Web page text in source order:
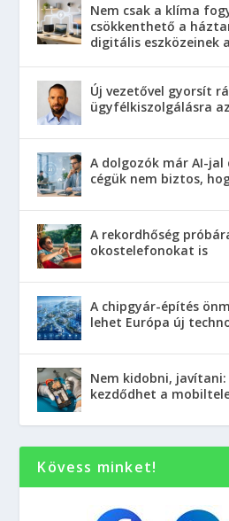
Nem csak a klíma
csökkenthető a
digitális eszközeinek
Új vezetővel gyorsít
ügyfélkiszolgálásra
A dolgozók már AI-jal
cégük nem biztos,
A rekordhőség
okostelefonokat is
A chipgyár-építés
lehet Európa új
Nem kidobni,
kezdődhet a
Kövess minket!